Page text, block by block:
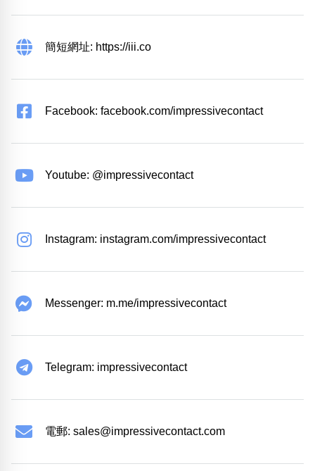
簡短網址: https://iii.co
Facebook: facebook.com/impressivecontact
Youtube: @impressivecontact
Instagram: instagram.com/impressivecontact
Messenger: m.me/impressivecontact
Telegram: impressivecontact
電郵: sales@impressivecontact.com